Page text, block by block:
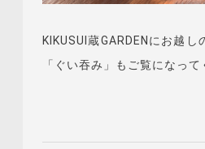
KIKUSUI蔵GARDENにお越
「ぐい吞み」もご覧になって